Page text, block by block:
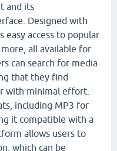
and its
Designed with
access to popular
all available for
can search for media
that they find
with minimal effort.
including MP3 for
it compatible with a
allows users to
which can be